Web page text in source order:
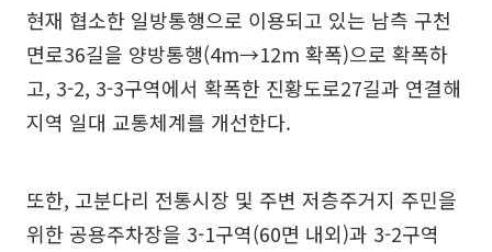
현재 협소한 일방통행으로 이용되고 있는 남측 구천
면로36길을 양방통행(4m→12m 확폭)으로 확폭하
고, 3-2, 3-3구역에서 확폭한 진황도로27길과 연결해
지역 일대 교통체계를 개선한다.
또한, 고분다리 전통시장 및 주변 저층주거지 주민을
위한 공용주차장을 3-1구역(60면 내외)과 3-2구역